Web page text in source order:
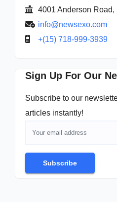
4001 Anderson Road,
info@newsexo.com
+(15) 718-999-3939
Sign Up For Our
Subscribe to our
articles instantly!
Subscribe